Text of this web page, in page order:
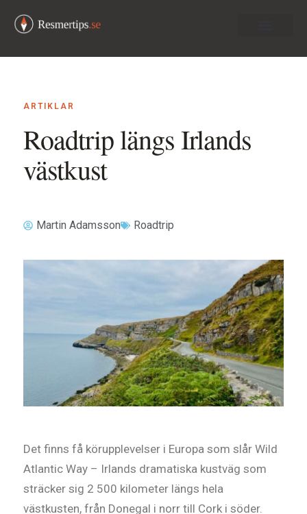
ARTIKLAR
Roadtrip längs Irlands
västkust
Martin Adamsson Roadtrip
Det finns få körupplevelser i Europa som slår Wild
Atlantic Way – Irlands dramatiska kustväg som
sträcker sig 2 500 kilometer längs hela
västkusten, från Donegal i norr till Cork i söder.